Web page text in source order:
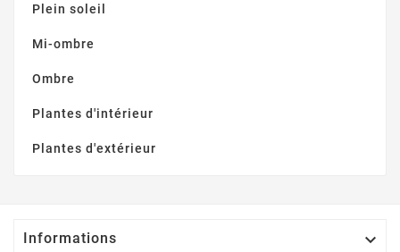
Plein soleil
Mi-ombre
Ombre
Plantes d'intérieur
Plantes d'extérieur
Informations 